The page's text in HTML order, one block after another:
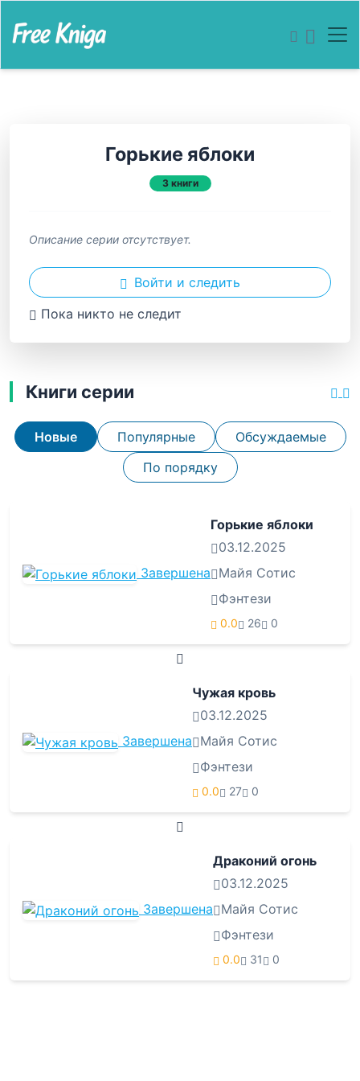
Горькие яблоки
3 книги
Описание серии отсутствует.
Войти и следить
Пока никто не следит
Книги серии
Новые Популярные
Обсуждаемые
По порядку
Завершена
Горькие яблоки
03.12.2025
Майя Сотис
Фэнтези
0.0 26 0
Завершена
Чужая кровь
03.12.2025
Майя Сотис
Фэнтези
0.0 27 0
Завершена
Драконий огонь
03.12.2025
Майя Сотис
Фэнтези
0.0 31 0